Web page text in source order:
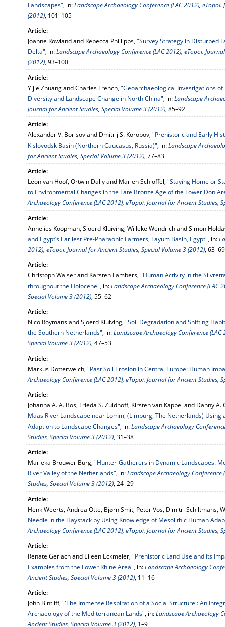
Landscapes", in:Landscape Archaeology Conference (LAC 2012),
(2012), 101–105
Article:
Joanne Rowland and Rebecca Phillipps, "Survey Strategy in Disturbed
Delta", in:Landscape Archaeology Conference (LAC 2012), eTopoi.
(2012), 93–100
Article:
Yijie Zhuang and Charles French, "Geoarchaeological Investigations
Diversity and Landscape Change in North China", in:Landscape
Journal for Ancient Studies, Special Volume 3 (2012), 85–92
Article:
Alexander V. Borisov and Dmitrij S. Korobov, "Prehistoric and Early
Kislovodsk Basin (Northern Caucasus, Russia)", in:Landscape
for Ancient Studies, Special Volume 3 (2012), 77–83
Article:
Leon van Hoof, Ortwin Dally and Marlen Schlöffel, "Staying Home or
to Environmental Changes in the Late Bronze Age of the Lower Don
Archaeology Conference (LAC 2012), eTopoi. Journal for Ancient Studies,
Article:
Annelies Koopman, Sjoerd Kluiving, Willeke Wendrich and Simon
and Egypt’s Earliest Pre-Pharaonic Farmers, Fayum Basin, Egypt", in:
2012), eTopoi. Journal for Ancient Studies, Special Volume 3 (2012), 63–69
Article:
Christoph Walser and Karsten Lambers, "Human Activity in the
throughout the Holocene", in:Landscape Archaeology Conference (LAC
Special Volume 3 (2012), 55–62
Article:
Nico Roymans and Sjoerd Kluiving, "Soil Degradation and Shifting
the Southern Netherlands", in:Landscape Archaeology Conference
Special Volume 3 (2012), 47–53
Article:
Markus Dotterweich, "Past Soil Erosion in Central Europe: Human
Archaeology Conference (LAC 2012), eTopoi. Journal for Ancient Studies,
Article:
Johanna A. A. Bos, Frieda S. Zuidhoff, Kirsten van Kappel and Danny
Maas River Landscape near Lomm, (Limburg, The Netherlands)
Adaption to Landscape Changes", in:Landscape Archaeology
Studies, Special Volume 3 (2012), 31–38
Article:
Marieka Brouwer Burg, "Hunter-Gatherers in Dynamic Landscapes:
River Valley of the Netherlands", in:Landscape Archaeology
Studies, Special Volume 3 (2012), 24–29
Article:
Henk Weerts, Andrea Otte, Bjørn Smit, Peter Vos, Dimitri Schiltmans,
Needle in the Haystack by Using Knowledge of Mesolithic Human
Archaeology Conference (LAC 2012), eTopoi. Journal for Ancient Studies,
Article:
Renate Gerlach and Eileen Eckmeier, "Prehistoric Land Use and Its
Examples from the Lower Rhine Area", in:Landscape Archaeology
Ancient Studies, Special Volume 3 (2012), 11–16
Article:
John Bintliff, "'The Immense Respiration of a Social Structure': An
Archaeology of the Mediterranean Lands", in:Landscape Archaeology
Ancient Studies, Special Volume 3 (2012), 1–9